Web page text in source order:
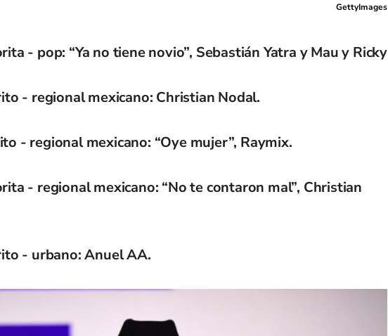
GettyImages
- pop: “Ya no tiene novio”, Sebastián Yatra y Mau y Ricky
- regional mexicano: Christian Nodal.
- regional mexicano: “Oye mujer”, Raymix.
- regional mexicano: “No te contaron mal”, Christian
- urbano: Anuel AA.